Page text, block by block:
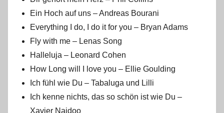
Ein Hoch auf uns – Andreas Bourani
Everything I do, I do it for you – Bryan Adams
Fly with me – Lenas Song
Halleluja – Leonard Cohen
How Long will I love you – Ellie Goulding
Ich fühl wie Du – Tabaluga und Lilli
Ich kenne nichts, das so schön ist wie Du –
Xavier Naidoo